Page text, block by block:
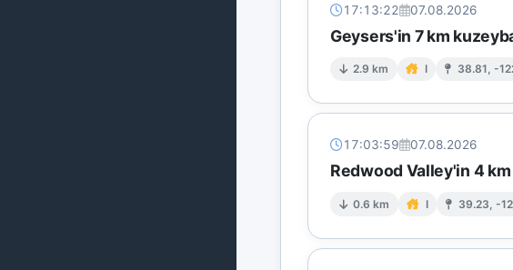
17:13:22 07.08.2026
Geysers'in 7 km
2.9 km I 38.81, -
17:03:59 07.08.2026
Redwood Valley'in 4
0.6 km I 39.23, -